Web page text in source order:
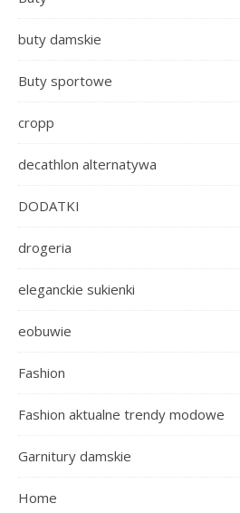
buty damskie
Buty sportowe
cropp
decathlon alternatywa
DODATKI
drogeria
eleganckie sukienki
eobuwie
Fashion
Fashion aktualne trendy modowe
Garnitury damskie
Home